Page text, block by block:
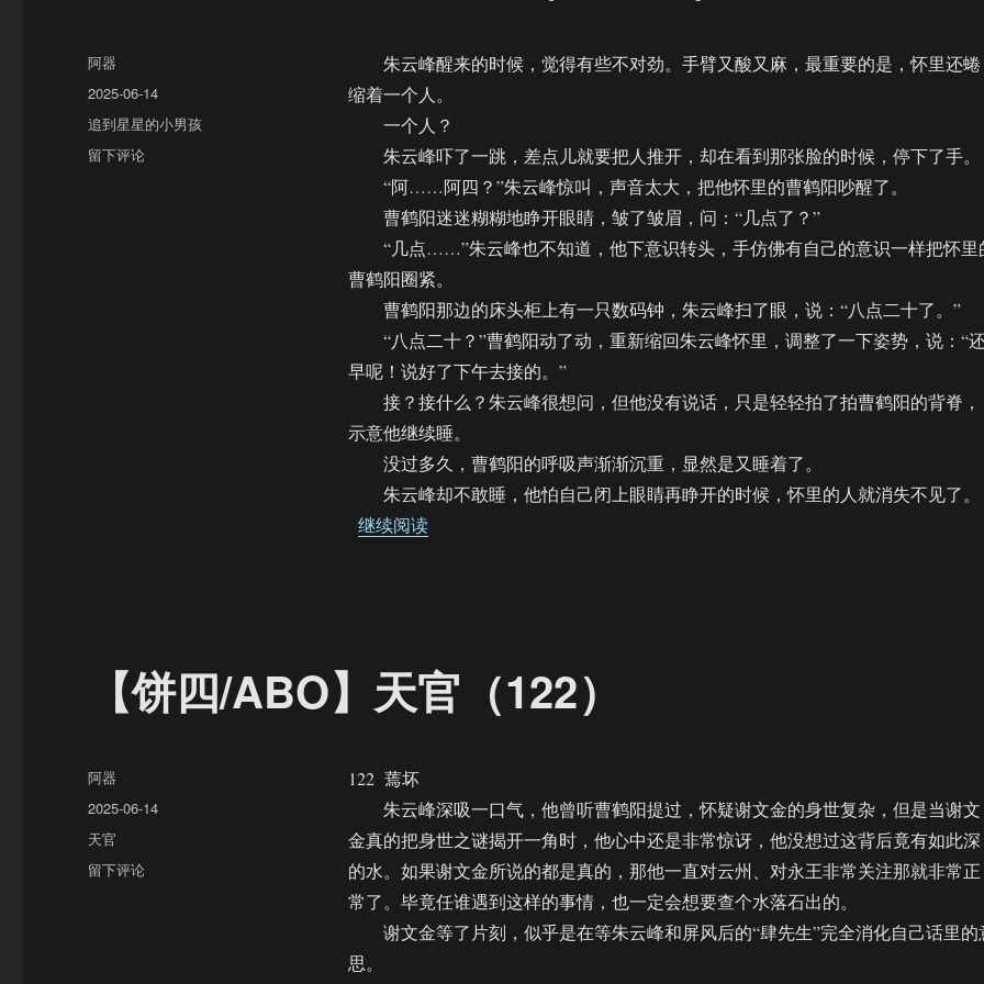
朱云峰醒来的时候，觉得有些不对劲。手臂又酸又麻，最重要的是，怀里还蜷
缩着一个人。
一个人？
朱云峰吓了一跳，差点儿就要把人推开，却在看到那张脸的时候，停下了手。
“阿……阿四？”朱云峰惊叫，声音太大，把他怀里的曹鹤阳吵醒了。
曹鹤阳迷迷糊糊地睁开眼睛，皱了皱眉，问：“几点了？”
“几点……”朱云峰也不知道，他下意识转头，手仿佛有自己的意识一样把怀里
曹鹤阳圈紧。
曹鹤阳那边的床头柜上有一只数码钟，朱云峰扫了眼，说：“八点二十了。”
“八点二十？”曹鹤阳动了动，重新缩回朱云峰怀里，调整了一下姿势，说：“
早呢！说好了下午去接的。”
接？接什么？朱云峰很想问，但他没有说话，只是轻轻拍了拍曹鹤阳的背脊，
示意他继续睡。
没过多久，曹鹤阳的呼吸声渐渐沉重，显然是又睡着了。
朱云峰却不敢睡，他怕自己闭上眼睛再睁开的时候，怀里的人就消失不见了。
继续阅读“【饼四/AU】幸福副本（一发完）”
作
者
阿器
发
布
于
2025-06-14
分
类
追到星星的小男孩
于
留下评论
【饼四/ABO】天官（122）
122 蔫坏
朱云峰深吸一口气，他曾听曹鹤阳提过，怀疑谢文金的身世复杂，但是当谢文
金真的把身世之谜揭开一角时，他心中还是非常惊讶，他没想过这背后竟有如此深
的水。如果谢文金所说的都是真的，那他一直对云州、对永王非常关注那就非常正
常了。毕竟任谁遇到这样的事情，也一定会想要查个水落石出的。
谢文金等了片刻，似乎是在等朱云峰和屏风后的“肆先生”完全消化自己话里的
思。
作
者
阿器
发
布
于
2025-06-14
分
类
天官
于
留下评论